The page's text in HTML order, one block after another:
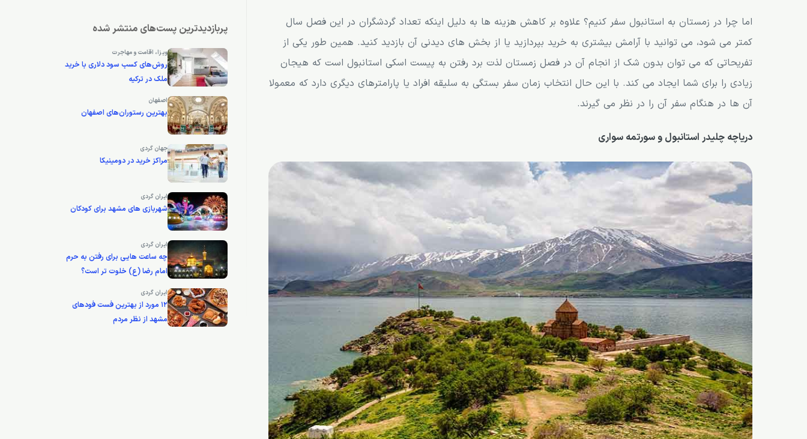
اما چرا در زمستان به استانبول سفر کنیم؟ علاوه بر کاهش هزینه ها به دلیل اینکه تعداد گردشگران در این فصل سال
کمتر می شود، می توانید با آرامش بیشتری به خرید بپردازید یا از بخش های دیدنی آن بازدید کنید. همین طور یکی از
تفریحاتی که می توان بدون شک از انجام آن در فصل زمستان لذت برد رفتن به پیست اسکی استانبول است که هیجان
زیادی را برای شما ایجاد می کند. با این حال انتخاب زمان سفر بستگی به سلیقه افراد یا پارامترهای دیگری دارد که معمولا
آن ها در هنگام سفر آن را در نظر می گیرند.
دریاچه چلیدر استانبول و سورتمه سواری
پربازدیدترین پست‌های منتشر شده
ویزا، اقامت و مهاجرت
روش‌های کسب سود دلاری با خرید
ملک در ترکیه
اصفهان
بهترین رستوران‌های اصفهان
جهان گردی
مراکز خرید در دومینیکا
ایران گردی
شهربازی های مشهد برای کودکان
ایران گردی
چه ساعت هایی برای رفتن به حرم
امام رضا (ع) خلوت تر است؟
ایران گردی
12 مورد از بهترین فست فودهای
مشهد از نظر مردم